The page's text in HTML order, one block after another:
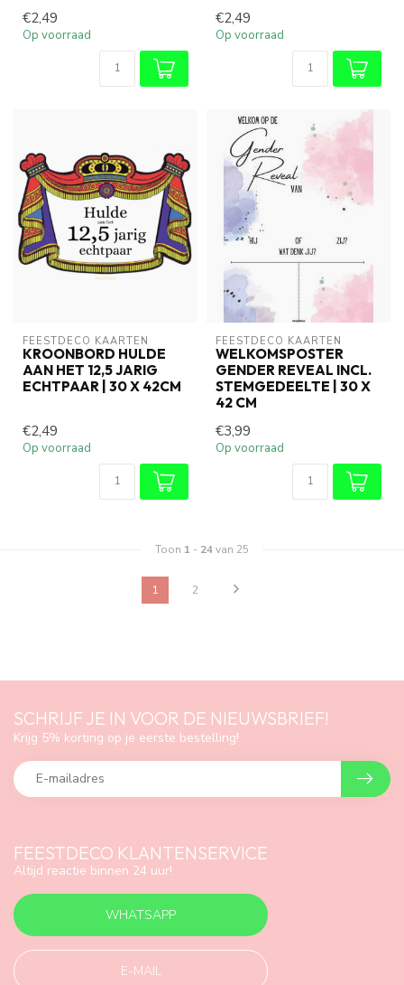
€2,49
Op voorraad
€2,49
Op voorraad
FEESTDECO KAARTEN
KROONBORD HULDE
AAN HET 12,5 JARIG
ECHTPAAR | 30 X 42CM
€2,49
Op voorraad
FEESTDECO KAARTEN
WELKOMSPOSTER
GENDER REVEAL INCL.
STEMGEDEELTE | 30 X
42 CM
€3,99
Op voorraad
Toon 1 - 24van 25
1 2
FEESTDECO KLANTENSERVICE
Altijd reactie binnen 24 uur!
WHATSAPP
E-MAIL
SCHRIJF JE IN VOOR DE NIEUWSBRIEF!
Krijg 5% korting op je eerste bestelling!